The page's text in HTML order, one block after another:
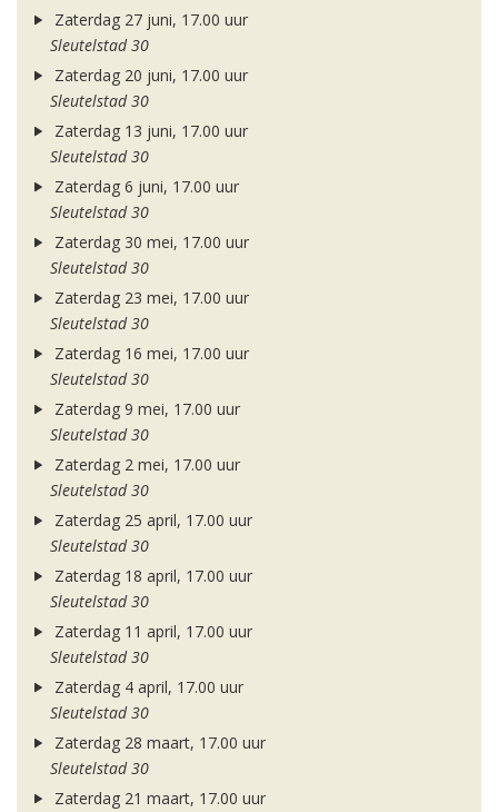
Zaterdag 27 juni, 17.00 uur
Sleutelstad 30
Zaterdag 20 juni, 17.00 uur
Sleutelstad 30
Zaterdag 13 juni, 17.00 uur
Sleutelstad 30
Zaterdag 6 juni, 17.00 uur
Sleutelstad 30
Zaterdag 30 mei, 17.00 uur
Sleutelstad 30
Zaterdag 23 mei, 17.00 uur
Sleutelstad 30
Zaterdag 16 mei, 17.00 uur
Sleutelstad 30
Zaterdag 9 mei, 17.00 uur
Sleutelstad 30
Zaterdag 2 mei, 17.00 uur
Sleutelstad 30
Zaterdag 25 april, 17.00 uur
Sleutelstad 30
Zaterdag 18 april, 17.00 uur
Sleutelstad 30
Zaterdag 11 april, 17.00 uur
Sleutelstad 30
Zaterdag 4 april, 17.00 uur
Sleutelstad 30
Zaterdag 28 maart, 17.00 uur
Sleutelstad 30
Zaterdag 21 maart, 17.00 uur